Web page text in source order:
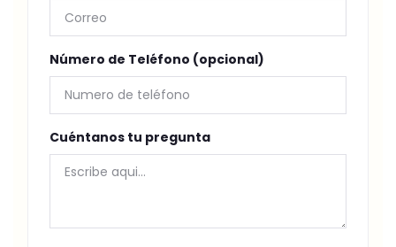
Número de Teléfono (opcional)
Cuéntanos tu pregunta